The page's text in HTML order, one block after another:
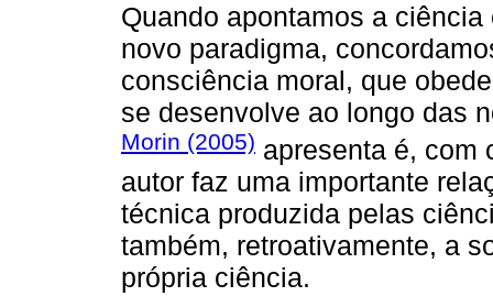
Quando apontamos a
novo paradigma,
consciência moral, que
se desenvolve ao longo das
Morin (2005) apresenta é, com
autor faz uma importante
técnica produzida pelas
também, retroativamente, a
própria ciência.